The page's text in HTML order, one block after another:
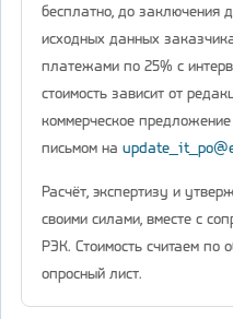
бесплатно, до заключения
исходных данных
платежами по 25% с
стоимость зависит от
коммерческое
письмом на
Расчёт, экспертизу и
своими силами, вместе с
РЭК. Стоимость считаем по
опросный лист.